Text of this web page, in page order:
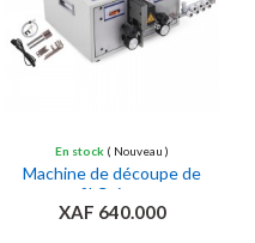
En stock ( Nouveau )
Machine de découpe de
fil Cuivre
XAF 640.000